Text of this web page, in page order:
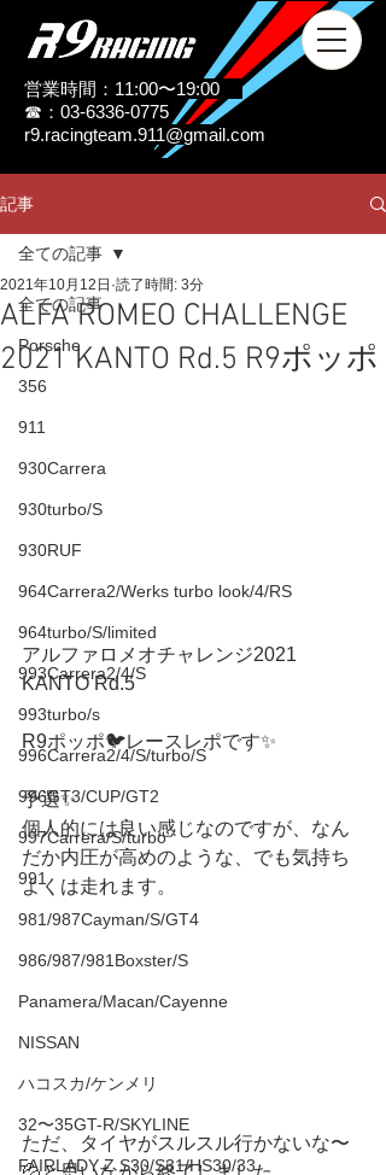
営業時間：11:00〜19:00
☎：03-6336-0775
r9.racingteam.911@gmail.com
記事
全ての記事
Porsche
356
911
930Carrera
930turbo/S
930RUF
964Carrera2/Werks turbo look/4/RS
964turbo/S/limited
993Carrera2/4/S
993turbo/s
996Carrera2/4/S/turbo/S
996GT3/CUP/GT2
997Carrera/S/turbo
991
981/987Cayman/S/GT4
986/987/981Boxster/S
Panamera/Macan/Cayenne
NISSAN
ハコスカ/ケンメリ
32〜35GT-R/SKYLINE
FAIRLADY Z S30/S31/HS30/33
全ての記事
ALFA ROMEO CHALLENGE
2021 KANTO Rd.5 R9ポッポ
2021年10月12日 読了時間: 3分
アルファロメオチャレンジ2021
KANTO Rd.5
R9ポッポ🐦レースレポです✨
予選✨
個人的には良い感じなのですが、なん
だか内圧が高めのような、でも気持ち
よくは走れます。
ただ、タイヤがスルスル行かないな〜